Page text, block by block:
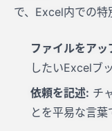
で、Excel内での特
ファイルをアッ
したいExcelブ
依頼を記述: チ
とを平易な言葉